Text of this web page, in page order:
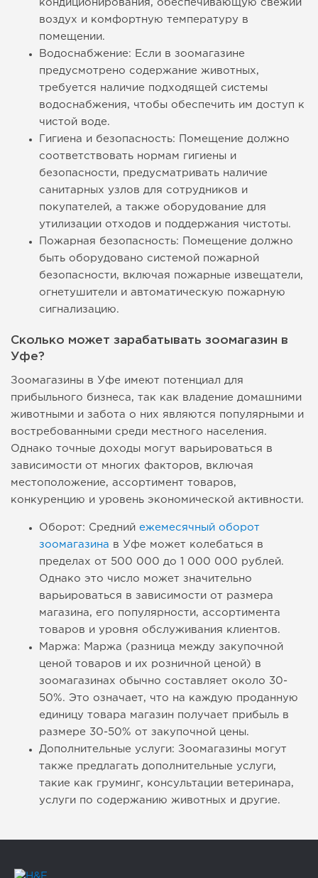
кондиционирования, обеспечивающую свежий
воздух и комфортную температуру в
помещении.
Водоснабжение: Если в зоомагазине
предусмотрено содержание животных,
требуется наличие подходящей системы
водоснабжения, чтобы обеспечить им доступ к
чистой воде.
Гигиена и безопасность: Помещение должно
соответствовать нормам гигиены и
безопасности, предусматривать наличие
санитарных узлов для сотрудников и
покупателей, а также оборудование для
утилизации отходов и поддержания чистоты.
Пожарная безопасность: Помещение должно
быть оборудовано системой пожарной
безопасности, включая пожарные извещатели,
огнетушители и автоматическую пожарную
сигнализацию.
Сколько может зарабатывать зоомагазин в
Уфе?
Зоомагазины в Уфе имеют потенциал для
прибыльного бизнеса, так как владение домашними
животными и забота о них являются популярными и
востребованными среди местного населения.
Однако точные доходы могут варьироваться в
зависимости от многих факторов, включая
местоположение, ассортимент товаров,
конкуренцию и уровень экономической активности.
Оборот: Средний ежемесячный оборот
зоомагазина в Уфе может колебаться в
пределах от 500 000 до 1 000 000 рублей.
Однако это число может значительно
варьироваться в зависимости от размера
магазина, его популярности, ассортимента
товаров и уровня обслуживания клиентов.
Маржа: Маржа (разница между закупочной
ценой товаров и их розничной ценой) в
зоомагазинах обычно составляет около 30-
50%. Это означает, что на каждую проданную
единицу товара магазин получает прибыль в
размере 30-50% от закупочной цены.
Дополнительные услуги: Зоомагазины могут
также предлагать дополнительные услуги,
такие как груминг, консультации ветеринара,
услуги по содержанию животных и другие.